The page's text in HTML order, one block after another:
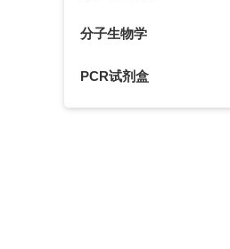
分子生物学
PCR试剂盒